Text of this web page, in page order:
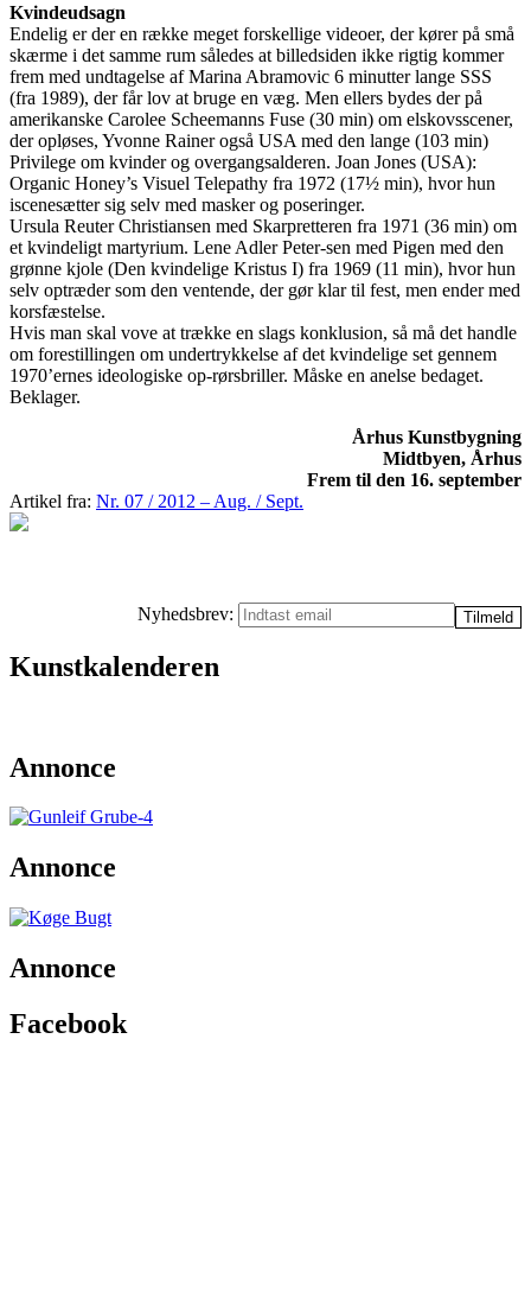
Kvindeudsagn
Endelig er der en række meget forskellige videoer, der kører på små
skærme i det samme rum således at billedsiden ikke rigtig kommer
frem med undtagelse af Marina Abramovic 6 minutter lange SSS
(fra 1989), der får lov at bruge en væg. Men ellers bydes der på
amerikanske Carolee Scheemanns Fuse (30 min) om elskovsscener,
der opløses, Yvonne Rainer også USA med den lange (103 min)
Privilege om kvinder og overgangsalderen. Joan Jones (USA):
Organic Honey’s Visuel Telepathy fra 1972 (17½ min), hvor hun
iscenesætter sig selv med masker og poseringer.
Ursula Reuter Christiansen med Skarpretteren fra 1971 (36 min) om
et kvindeligt martyrium. Lene Adler Peter-sen med Pigen med den
grønne kjole (Den kvindelige Kristus I) fra 1969 (11 min), hvor hun
selv optræder som den ventende, der gør klar til fest, men ender med
korsfæstelse.
Hvis man skal vove at trække en slags konklusion, så må det handle
om forestillingen om undertrykkelse af det kvindelige set gennem
1970’ernes ideologiske op-rørsbriller. Måske en anelse bedaget.
Beklager.
Århus Kunstbygning
Midtbyen, Århus
Frem til den 16. september
Artikel fra: Nr. 07 / 2012 – Aug. / Sept.
Nyhedsbrev:
Kunstkalenderen
Annonce
Annonce
Annonce
Facebook